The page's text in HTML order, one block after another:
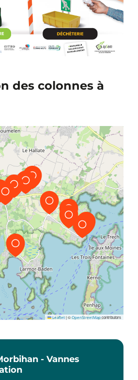
des colonnes à
Leaflet|©OpenStreetMapcontributors
- Vannes